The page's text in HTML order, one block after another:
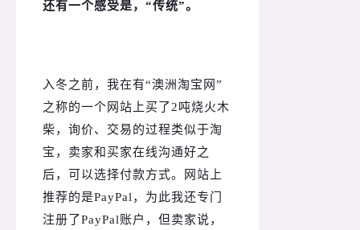
还有一个感受是，“传统”。
入冬之前，我在有“澳洲淘宝网”
之称的一个网站上买了2吨烧火木
柴，询价、交易的过程类似于淘
宝，卖家和买家在线沟通好之
后，可以选择付款方式。
网站上
推荐的是PayPal，为此我还专门
注册了PayPal账户，但卖家说，